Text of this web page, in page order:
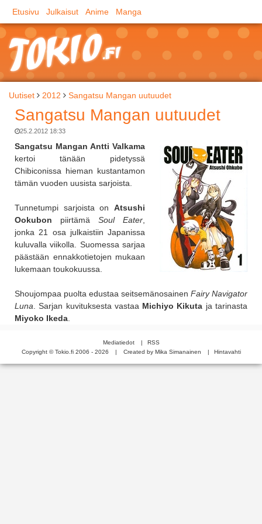
Etusivu Julkaisut Anime Manga
Uutiset 2012 Sangatsu Mangan uutuudet
Sangatsu Mangan uutuudet
25.2.2012 18:33
Sangatsu Mangan Antti Valkama
kertoi tänään pidetyssä
Chibiconissa hieman kustantamon
tämän vuoden uusista sarjoista.
Tunnetumpi sarjoista on Atsushi
Ookubon piirtämä Soul Eater
jonka 21 osa julkaistiin Japanissa
kuluvalla viikolla. Suomessa sarjaa
päästään ennakkotietojen mukaan
lukemaan toukokuussa.
Shoujompaa puolta edustaa seitsemänosainen Fairy Navigator
Luna . Sarjan kuvituksesta vastaa Michiyo Kikuta ja tarinasta
Miyoko Ikeda
Mediatiedot |
RSS
Copyright © Tokio.fi 2006 - 2026
| Created by Mika Simanainen | Hintavahti